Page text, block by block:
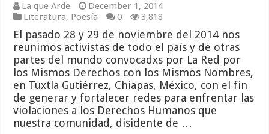
La que Arde
December 1, 2014
Literatura, Poesía 0 3,818
El pasado 28 y 29 de noviembre del 2014 nos
reunimos activistas de todo el país y de otras
partes del mundo convocadxs por La Red por
los Mismos Derechos con los Mismos Nombres,
en Tuxtla Gutiérrez, Chiapas, México, con el fin
de generar y fortalecer redes para enfrentar las
violaciones a los Derechos Humanos que
nuestra comunidad, disidente de …